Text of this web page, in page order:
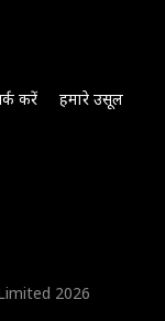
करें
हमारे उसूल
2026